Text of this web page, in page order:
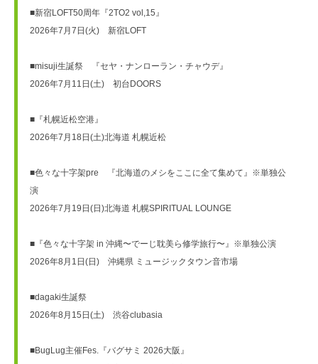
■新宿LOFT50周年『2TO2 vol,15』
2026年7月7日(火)　新宿LOFT
■misuji生誕祭　『セヤ・ナンローラン・チャウデ』
2026年7月11日(土)　初台DOORS
■『札幌近松空港』
2026年7月18日(土)北海道 札幌近松
■色々な十字架pre　『北海道のメシをここに全て集めて』※単独公
演
2026年7月19日(日)北海道 札幌SPIRITUAL LOUNGE
■『色々な十字架 in 沖縄〜でーじ耽美ら修学旅行〜』※単独公演
2026年8月1日(日)　沖縄県 ミュージックタウン音市場
■dagaki生誕祭
2026年8月15日(土)　渋谷clubasia
■BugLug主催Fes.『バグサミ 2026大阪』